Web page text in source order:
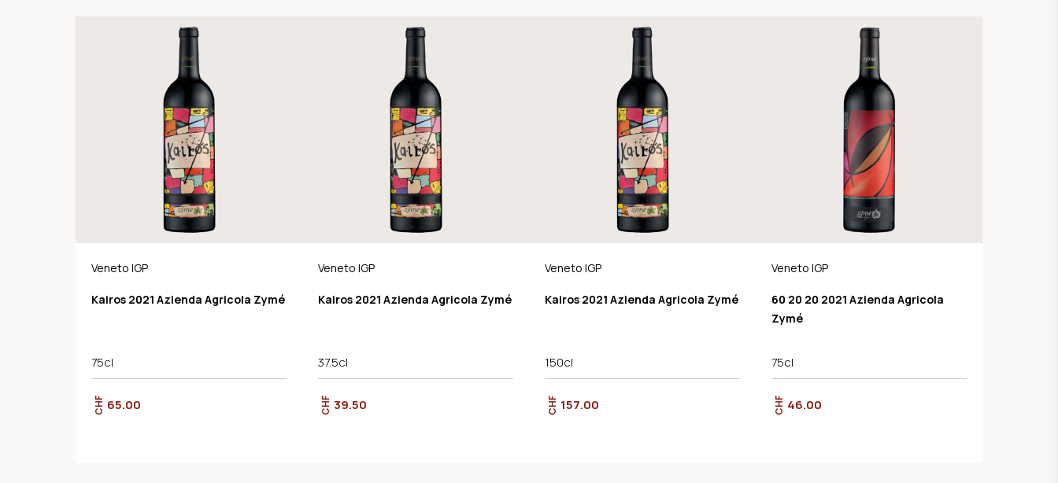
Veneto IGP
Kairos 2021 Azienda Agricola Zymé
75cl
CHF 65.00
Veneto IGP
Kairos 2021 Azienda Agricola Zymé
37.5cl
CHF 39.50
Veneto IGP
Kairos 2021 Azienda Agricola Zymé
150cl
CHF 157.00
Veneto IGP
60 20 20 2021 Azienda Agricola
Zymé
75cl
CHF 46.00